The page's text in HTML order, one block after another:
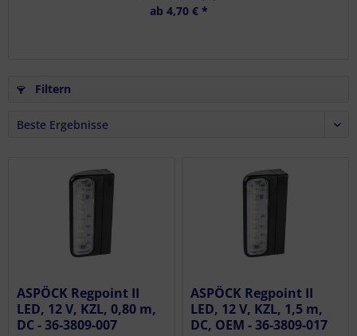
ab 4,70 € *
Filtern
ASPÖCK Regpoint II
LED, 12 V, KZL, 0,80 m,
DC - 36-3809-007
ASPÖCK Regpoint II
LED, 12 V, KZL, 1,5 m,
DC, OEM - 36-3809-017